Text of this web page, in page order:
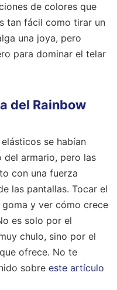
de colores que
tan fácil como tirar un
una joya, pero
para dominar el telar
del Rainbow
se habían
armario, pero las
con una fuerza
las pantallas. Tocar el
y ver cómo crece
es solo por el
chulo, sino por el
ofrece. No te
sobre este artículo